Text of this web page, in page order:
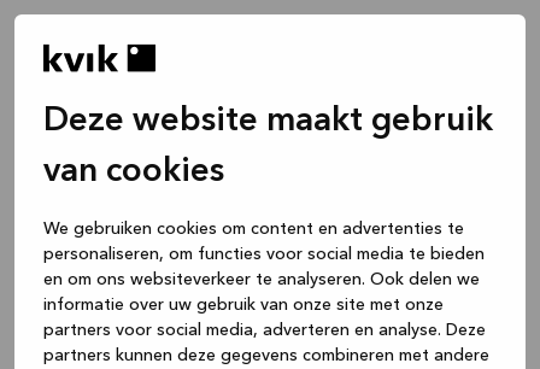
Deze website maakt gebruik
van cookies
We gebruiken cookies om content en advertenties te
personaliseren, om functies voor social media te bieden
en om ons websiteverkeer te analyseren. Ook delen we
informatie over uw gebruik van onze site met onze
partners voor social media, adverteren en analyse. Deze
partners kunnen deze gegevens combineren met andere